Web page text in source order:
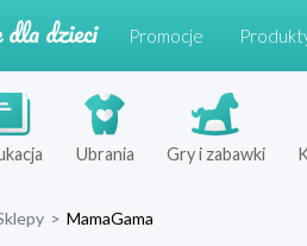
Promocje
Ubrania Gry i zabawki
> MamaGama